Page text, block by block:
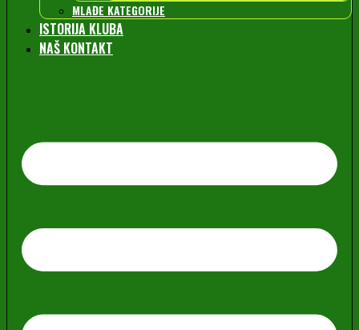
MLAĐE KATEGORIJE
ISTORIJA KLUBA
NAŠ KONTAKT